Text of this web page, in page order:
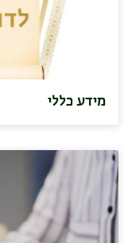
מידע כללי